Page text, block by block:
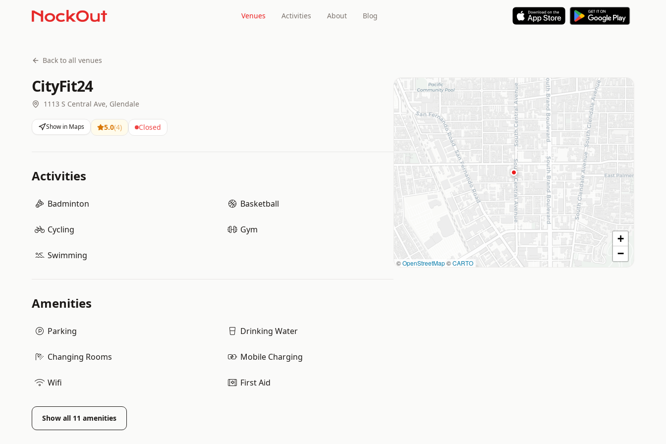
Venues Activities About Blog
Back to all venues
CityFit24
1113 S Central Ave, Glendale
Show in Maps 5.0(4) Closed
Activities
Badminton Basketball
Cycling Gym
Swimming
Amenities
Parking Drinking Water
Changing Rooms Mobile Charging
Wifi First Aid
Show all 11 amenities
©OpenStreetMap©CARTO
+
−